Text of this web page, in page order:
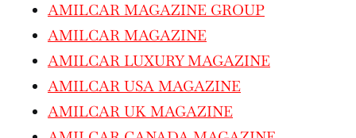
AMILCAR MAGAZINE GROUP
AMILCAR MAGAZINE
AMILCAR LUXURY MAGAZINE
AMILCAR USA MAGAZINE
AMILCAR UK MAGAZINE